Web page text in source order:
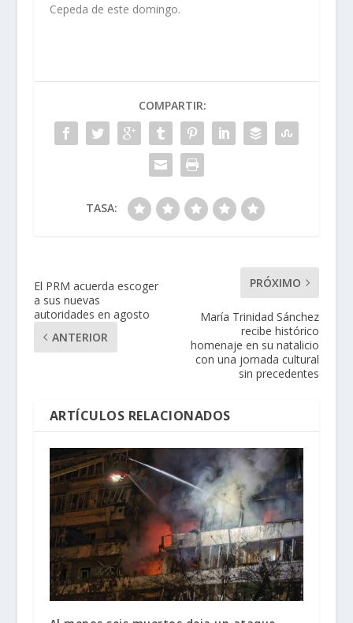
Cepeda de este domingo.
COMPARTIR:
TASA:
El PRM acuerda escoger
a sus nuevas
autoridades en agosto
ANTERIOR
PRÓXIMO
María Trinidad Sánchez
recibe histórico
homenaje en su natalicio
con una jornada cultural
sin precedentes
ARTÍCULOS RELACIONADOS